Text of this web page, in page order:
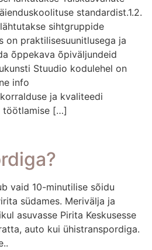
standardist.1.2.
sihtgruppide
on praktilisesuunitlusega ja
õppekava õpiväljundeid
Stuudio kodulehel on
info
ja kvaliteedi
töötlamise […]
vaid 10-minutilise sõidu
südames. Merivälja ja
asuvasse Pirita Keskusesse
auto kui ühistranspordiga.